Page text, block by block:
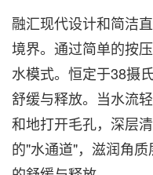
融汇现代设计和简洁
境界。通过简单的按
水模式。恒定于38摄
舒缓与释放。当水流
和地打开毛孔，深层
的"水通道"，滋润角